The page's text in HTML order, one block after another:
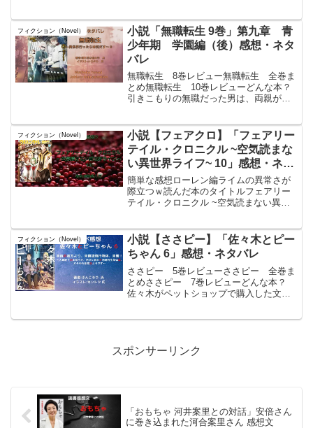
ｉｍｍｙ 氏がキャラクター原案を担当
している​。話は、アル...
フィクション（Novel）
小説「無職転生 9巻」第九章 青
少年期 学園編（後）感想・ネタ
バレ
無職転生 8巻レビュー無職転生 全巻ま
とめ無職転生 10巻レビューどんな本？
引きこもりの無職だった男は、両親が亡
助けたら轢かれてしまい死亡し転生し
た。今度の生は諦めずに...
フィクション（Novel）
小説【フェアクロ】「フェアリー
テイル・クロニクル ~空気読まな
い異世界ライフ~ 10」感想・ネタ
バレ
簡単な感想ローレン編ライムの異常さが
際立つｗ読んだ本のタイトルフェアリー
テイル・クロニクル ~空気読まない異世
クロニクル 〜空気読まない異世界ライ
フ〜 10po...
フィクション（Novel）
小説【ささピー】「佐々木とピー
ちゃん 6」感想・ネタバレ
ささピー 5巻レビューささピー 全巻ま
とめささピー 7巻レビューどんな本？
佐々木がペットショップで購入した文鳥
スポンサーリンク
「おもちゃ 河井案里との対話」安倍さん
に巻き込まれた河合案里さん 感想文